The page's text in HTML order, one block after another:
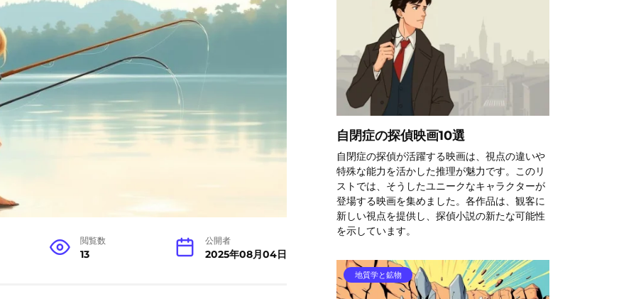
閲覧数
13
公開者
2025年08月04日
自閉症の探偵映画10選
自閉症の探偵が活躍する映画は、視点の違いや
特殊な能力を活かした推理が魅力です。このリ
ストでは、そうしたユニークなキャラクターが
登場する映画を集めました。各作品は、観客に
新しい視点を提供し、探偵小説の新たな可能性
を示しています。
地質学と鉱物